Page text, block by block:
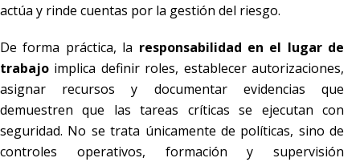
actúa y rinde cuentas por la gestión del riesgo.
De forma práctica, la responsabilidad en el lugar de
trabajo implica definir roles, establecer autorizaciones,
asignar recursos y documentar evidencias que
demuestren que las tareas críticas se ejecutan con
seguridad. No se trata únicamente de políticas, sino de
controles operativos, formación y supervisión